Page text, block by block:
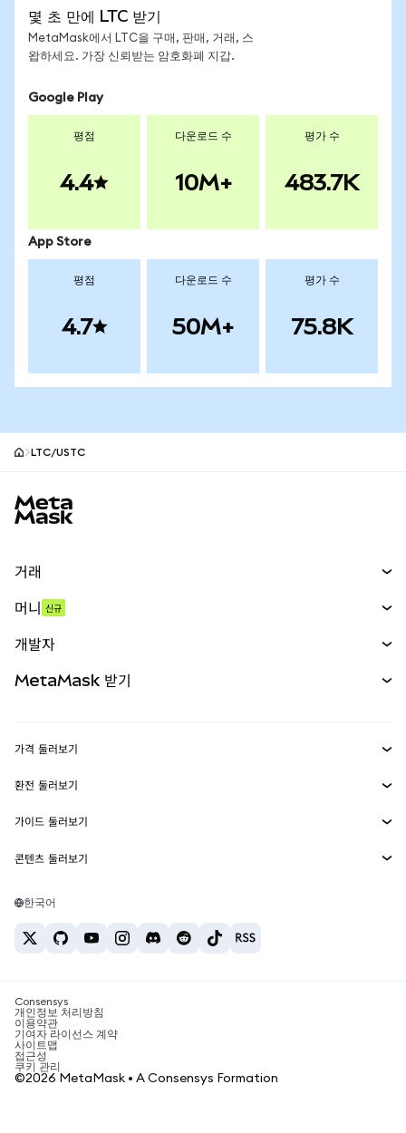
몇 초 만에 LTC 받기
MetaMask에서 LTC을 구매, 판매, 거래, 스
왑하세요. 가장 신뢰받는 암호화폐 지갑.
Google Play
평점
4.4
다운로드 수
10M+
평가 수
483.7K
App Store
평점
4.7
다운로드 수
50M+
평가 수
75.8K
LTC/USTC
거래
무기한 선물
실물자산
머니 신규
개발자
MetaMask Connect
Snaps
웹3 서비스
MetaMask 받기
보안
고객 지원
채용
가격 둘러보기
이더리움 가격
솔라나 가격
테더 가격
환전 둘러보기
ETH를 USD로 환전
USDT를 INR로 환전
BTC를 INR로 환전
ETH를 USDT로 환전
가이드 둘러보기
ETH 매수
USDT 매수
SHIB 매수
BNB 매수
콘텐츠 둘러보기
솔라나 지갑
암호화폐 세금 뉴스
암호화폐 매수 방법
비트코인 매도 방법
한국어
Consensys
개인정보 처리방침
이용약관
기여자 라이선스 계약
사이트맵
접근성
쿠키 관리
©2026 MetaMask • A Consensys Formation